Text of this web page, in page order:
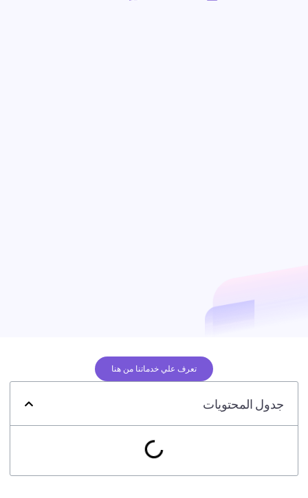
تعرف علي خدماتنا من هنا
جدول المحتويات